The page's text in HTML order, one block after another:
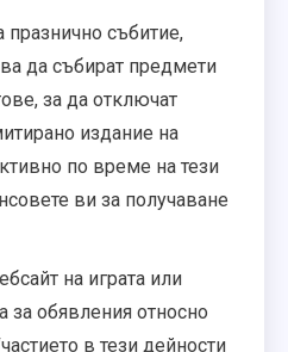
събитие,
да събират предмети
за да отключат
издание на
по време на тези
ви за получаване
на играта или
за обявления относно
в тези дейности